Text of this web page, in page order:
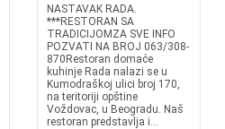
NASTAVAK RADA.
***RESTORAN SA
TRADICIJOMZA SVE INFO
POZVATI NA BROJ 063/308-
870Restoran domaće
kuhinje Rada nalazi se u
Kumodraškoj ulici broj 170,
na teritoriji opštine
Voždovac, u Beogradu. Naš
restoran predstavlja i...